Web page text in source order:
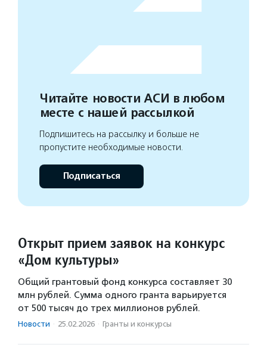
Читайте новости АСИ в любом
месте с нашей рассылкой
Подпишитесь на рассылку и больше не
пропустите необходимые новости.
Подписаться
Открыт прием заявок на конкурс
«Дом культуры»
Общий грантовый фонд конкурса составляет 30
млн рублей. Сумма одного гранта варьируется
от 500 тысяч до трех миллионов рублей.
Новости · 25.02.2026 · Гранты и конкурсы